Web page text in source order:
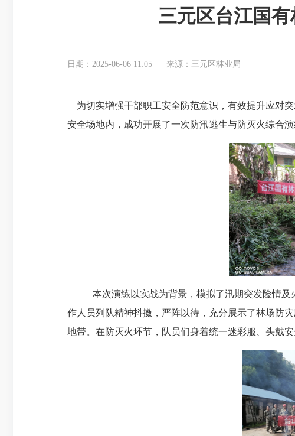
三元区台江国
日期：2025-06-06 11:05 来源：三元区林业局
为切实增强干部职工安全防范意识，有效提升应对
安全场地内，成功开展了一次防汛逃生与防灭火综合演
本次演练以实战为背景，模拟了汛期突发险情
作人员列队精神抖擞，严阵以待，充分展示了林场防
地带。在防灭火环节，队员们身着统一迷彩服、头戴